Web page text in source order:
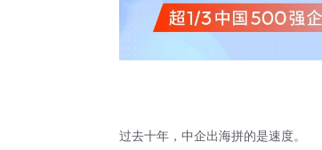
过去十年，中企出海拼的是速度。